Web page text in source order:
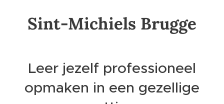
Sint-Michiels Brugge
Leer jezelf professioneel
opmaken in een gezellige